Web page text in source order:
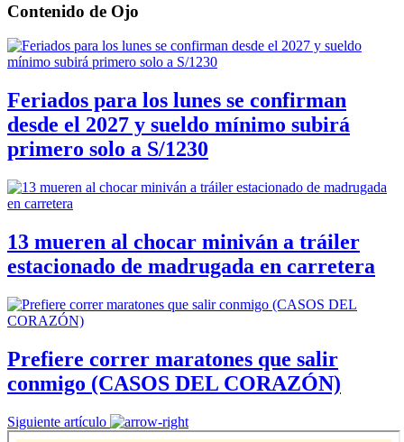
Contenido de Ojo
Feriados para los lunes se confirman
desde el 2027 y sueldo mínimo subirá
primero solo a S/1230
13 mueren al chocar miniván a tráiler
estacionado de madrugada en carretera
Prefiere correr maratones que salir
conmigo (CASOS DEL CORAZÓN)
Siguiente artículo